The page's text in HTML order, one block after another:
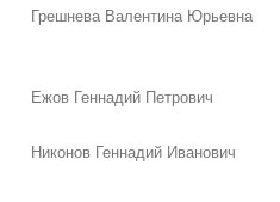
Грешнева Валентина Юрьевна
Ежов Геннадий Петрович
Никонов Геннадий Иванович